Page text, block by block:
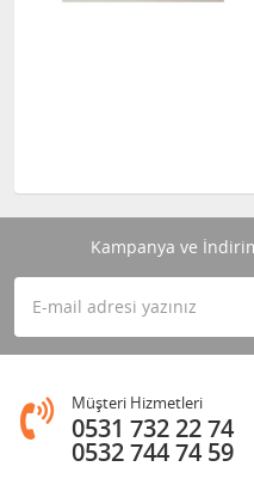
Kampanya ve
Müşteri Hizmetleri
0531 732 22 74
0532 744 74 59